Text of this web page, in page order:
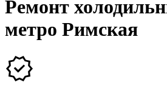
Ремонт
метро Римская